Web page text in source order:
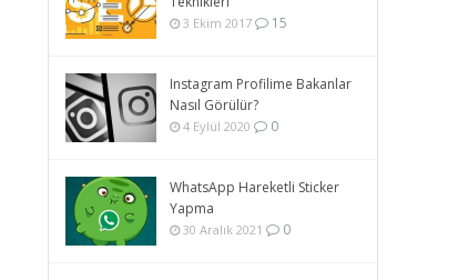
3 Ekim 2017 15
Instagram Profilime Bakanlar
Nasıl Görülür?
4 Eylül 2020 0
WhatsApp Hareketli Sticker
Yapma
30 Aralık 2021 0